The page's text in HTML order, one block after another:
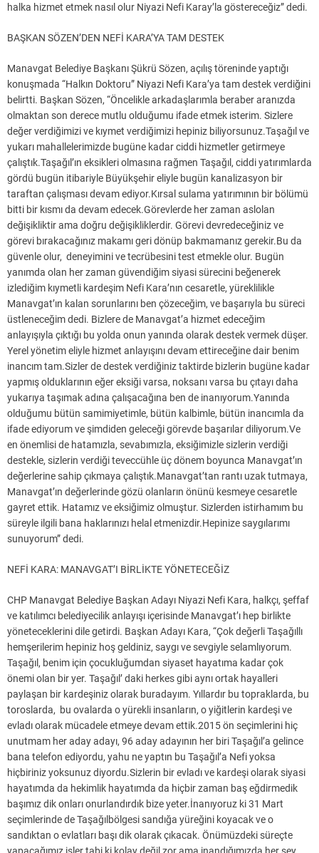
halka hizmet etmek nasıl olur Niyazi Nefi Karay’la göstereceğiz” dedi.
BAŞKAN SÖZEN’DEN NEFİ KARA’YA TAM DESTEK
Manavgat Belediye Başkanı Şükrü Sözen, açılış töreninde yaptığı
konuşmada “Halkın Doktoru” Niyazi Nefi Kara’ya tam destek verdiğini
belirtti. Başkan Sözen, “Öncelikle arkadaşlarımla beraber aranızda
olmaktan son derece mutlu olduğumu ifade etmek isterim. Sizlere
değer verdiğimizi ve kıymet verdiğimizi hepiniz biliyorsunuz.Taşağıl ve
yukarı mahallelerimizde bugüne kadar ciddi hizmetler getirmeye
çalıştık.Taşağıl’ın eksikleri olmasına rağmen Taşağıl, ciddi yatırımlarda
gördü bugün itibariyle Büyükşehir eliyle bugün kanalizasyon bir
taraftan çalışması devam ediyor.Kırsal sulama yatırımının bir bölümü
bitti bir kısmı da devam edecek.Görevlerde her zaman aslolan
değişikliktir ama doğru değişikliklerdir. Görevi devredeceğiniz ve
görevi bırakacağınız makamı geri dönüp bakmamanız gerekir.Bu da
güvenle olur, deneyimini ve tecrübesini test etmekle olur. Bugün
yanımda olan her zaman güvendiğim siyasi sürecini beğenerek
izlediğim kıymetli kardeşim Nefi Kara’nın cesaretle, yüreklilikle
Manavgat’ın kalan sorunlarını ben çözeceğim, ve başarıyla bu süreci
üstleneceğim dedi. Bizlere de Manavgat’a hizmet edeceğim
anlayışıyla çıktığı bu yolda onun yanında olarak destek vermek düşer.
Yerel yönetim eliyle hizmet anlayışını devam ettireceğine dair benim
inancım tam.Sizler de destek verdiğiniz taktirde bizlerin bugüne kadar
yapmış olduklarının eğer eksiği varsa, noksanı varsa bu çıtayı daha
yukarıya taşımak adına çalışacağına ben de inanıyorum.Yanında
olduğumu bütün samimiyetimle, bütün kalbimle, bütün inancımla da
ifade ediyorum ve şimdiden geleceği görevde başarılar diliyorum.Ve
en önemlisi de hatamızla, sevabımızla, eksiğimizle sizlerin verdiği
destekle, sizlerin verdiği teveccühle üç dönem boyunca Manavgat’ın
değerlerine sahip çıkmaya çalıştık.Manavgat’tan rantı uzak tutmaya,
Manavgat’ın değerlerinde gözü olanların önünü kesmeye cesaretle
gayret ettik. Hatamız ve eksiğimiz olmuştur. Sizlerden istirhamım bu
süreyle ilgili bana haklarınızı helal etmenizdir.Hepinize saygılarımı
sunuyorum” dedi.
NEFİ KARA: MANAVGAT’I BİRLİKTE YÖNETECEĞİZ
CHP Manavgat Belediye Başkan Adayı Niyazi Nefi Kara, halkçı, şeffaf
ve katılımcı belediyecilik anlayışı içerisinde Manavgat’ı hep birlikte
yöneteceklerini dile getirdi. Başkan Adayı Kara, “Çok değerli Taşağıllı
hemşerilerim hepiniz hoş geldiniz, saygı ve sevgiyle selamlıyorum.
Taşağıl, benim için çocukluğumdan siyaset hayatıma kadar çok
önemi olan bir yer. Taşağıl’ daki herkes gibi aynı ortak hayalleri
paylaşan bir kardeşiniz olarak buradayım. Yıllardır bu topraklarda, bu
toroslarda, bu ovalarda o yürekli insanların, o yiğitlerin kardeşi ve
evladı olarak mücadele etmeye devam ettik.2015 ön seçimlerini hiç
unutmam her aday adayı, 96 aday adayının her biri Taşağıl’a gelince
bana telefon ediyordu, yahu ne yaptın bu Taşağıl’a Nefi yoksa
hiçbiriniz yoksunuz diyordu.Sizlerin bir evladı ve kardeşi olarak siyasi
hayatımda da hekimlik hayatımda da hiçbir zaman baş eğdirmedik
başımız dik onları onurlandırdık bize yeter.İnanıyoruz ki 31 Mart
seçimlerinde de Taşağılbölgesi sandığa yüreğini koyacak ve o
sandıktan o evlatları başı dik olarak çıkacak. Önümüzdeki süreçte
yapacağımız işler tabi ki kolay değil zor ama inandığımızda her şey